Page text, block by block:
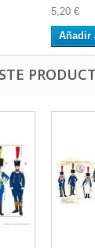
5,20 €
Añadir